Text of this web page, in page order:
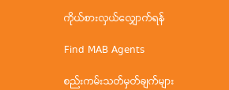
ကိုယ်စားလှယ်လျှောက်ရန်
Find MAB Agents
စည်းကမ်းသတ်မှတ်ချက်များ